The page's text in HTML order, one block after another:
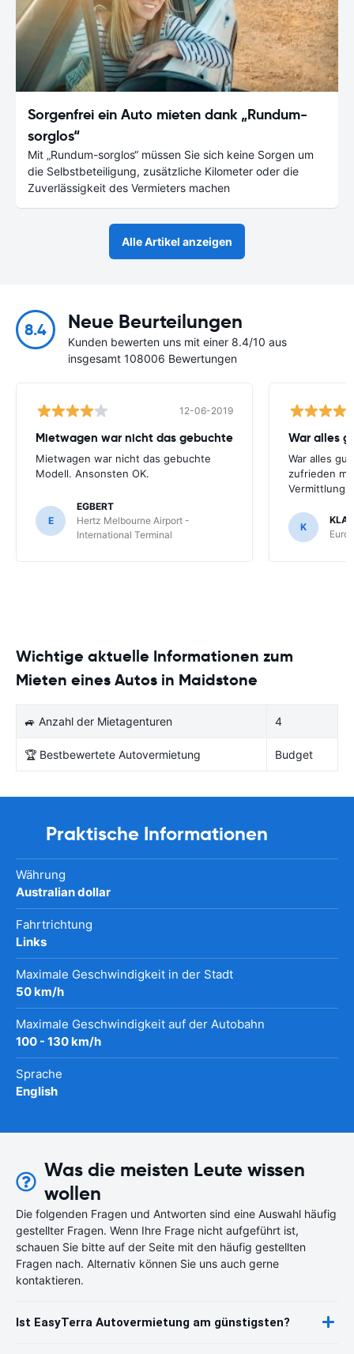
Sorgenfrei ein Auto mieten dank „Rundum-
sorglos“
Mit „Rundum-sorglos“ müssen Sie sich keine Sorgen um
die Selbstbeteiligung, zusätzliche Kilometer oder die
Zuverlässigkeit des Vermieters machen
Alle Artikel anzeigen
8.4 Neue Beurteilungen
Kunden bewerten uns mit einer 8.4/10 aus
insgesamt 108006 Bewertungen
12-06-2019
Mietwagen war nicht das gebuchte
Mietwagen war nicht das gebuchte
Modell. Ansonsten OK.
E
EGBERT
Hertz Melbourne Airport -
International Terminal
War alles
War alles
zufrieden
Vermittlung
K
Wichtige aktuelle Informationen zum
Mieten eines Autos in Maidstone
🚙 Anzahl der Mietagenturen 4
🏆 Bestbewertete Autovermietung Budget
Praktische Informationen
Währung
Australian dollar
Fahrtrichtung
Links
Maximale Geschwindigkeit in der Stadt
50 km/h
Maximale Geschwindigkeit auf der Autobahn
100 - 130 km/h
Sprache
English
Was die meisten Leute wissen
wollen
Die folgenden Fragen und Antworten sind eine Auswahl häufig
gestellter Fragen. Wenn Ihre Frage nicht aufgeführt ist,
schauen Sie bitte auf der Seite mit den häufig gestellten
Fragen nach. Alternativ können Sie uns auch gerne
kontaktieren.
Ist EasyTerra Autovermietung am günstigsten?